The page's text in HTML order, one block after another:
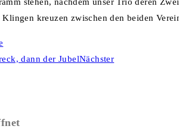
kreuzen zwischen den beiden
dann der JubelNächster